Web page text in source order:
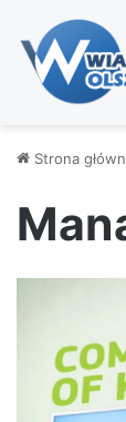
Strona